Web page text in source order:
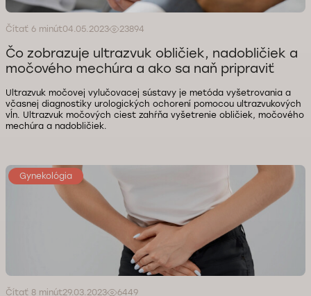
Čítať 6 minút04.05.2023 23894
Čo zobrazuje ultrazvuk obličiek, nadobličiek a
močového mechúra a ako sa naň pripraviť
Ultrazvuk močovej vylučovacej sústavy je metóda vyšetrovania a
včasnej diagnostiky urologických ochorení pomocou ultrazvukových
vĺn. Ultrazvuk močových ciest zahŕňa vyšetrenie obličiek, močového
mechúra a nadobličiek.
Gynekológia
Čítať 8 minút29.03.2023 6449